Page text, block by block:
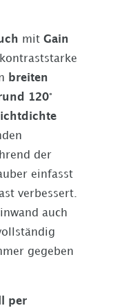
mit Gain
breiten
120°
der
einfasst
verbessert.
auch
gegeben
per